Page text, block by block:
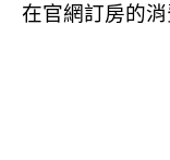
在官網訂房的